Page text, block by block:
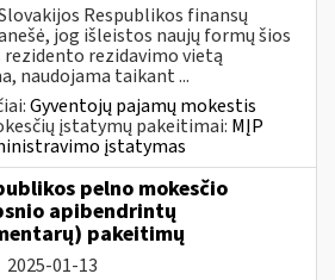
Respublikos finansų
jog išleistos naujų formų šios
rezidento rezidavimo vietą
naudojama taikant ...
Gyventojų pajamų mokestis
įstatymų pakeitimai: MĮP
įstatymas
pelno mokesčio
apibendrintų
pakeitimų
2025-01-13